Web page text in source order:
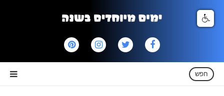
חפש